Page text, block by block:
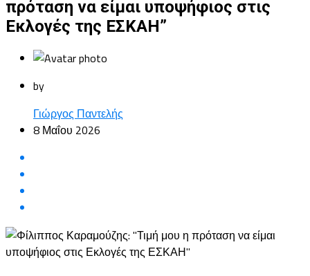
πρόταση να είμαι υποψήφιος στις
Εκλογές της ΕΣΚΑΗ”
by
Γιώργος Παντελής
8 Μαΐου 2026